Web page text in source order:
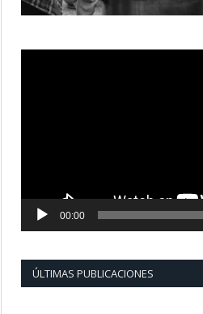
00:00
ÚLTIMAS PUBLICACIONES